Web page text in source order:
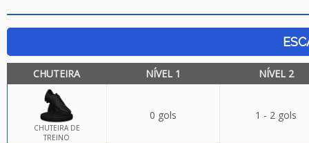
CHUTEIRA NÍVEL 1 NÍVEL 2
CHUTEIRA DE
TREINO
0 gols 1 - 2 gols